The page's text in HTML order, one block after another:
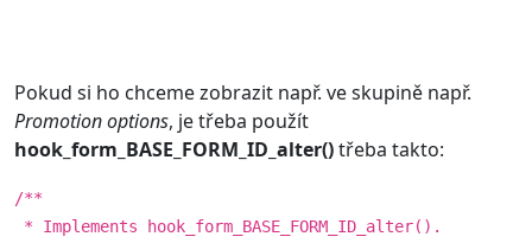
Pokud si ho chceme zobrazit např. ve skupině např.
Promotion options, je třeba použít
hook_form_BASE_FORM_ID_alter()třeba takto:
/**
* Implements hook_form_BASE_FORM_ID_alter().